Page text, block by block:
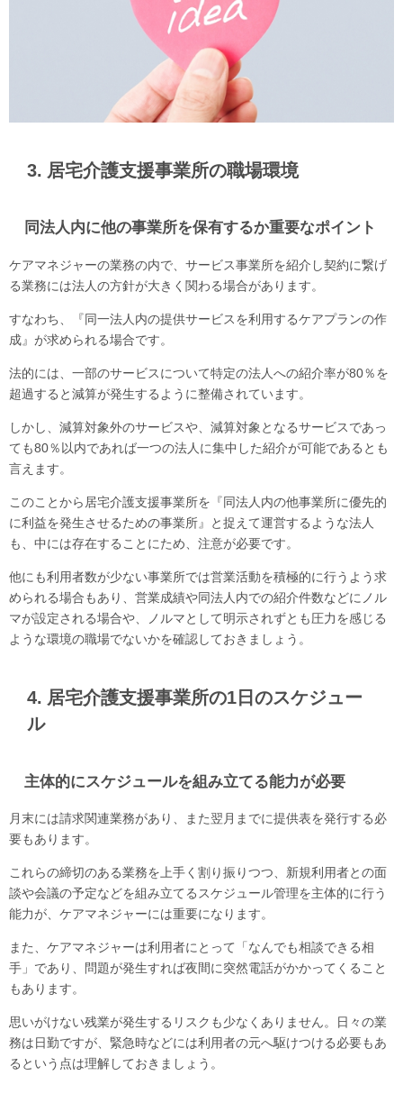
3. 居宅介護支援事業所の職場環境
同法人内に他の事業所を保有するか重要なポイント
ケアマネジャーの業務の内で、サービス事業所を紹介し契約に繋げ
る業務には法人の方針が大きく関わる場合があります。
すなわち、『同一法人内の提供サービスを利用するケアプランの作
成』が求められる場合です。
法的には、一部のサービスについて特定の法人への紹介率が80％を
超過すると減算が発生するように整備されています。
しかし、減算対象外のサービスや、減算対象となるサービスであっ
ても80％以内であれば一つの法人に集中した紹介が可能であるとも
言えます。
このことから居宅介護支援事業所を『同法人内の他事業所に優先的
に利益を発生させるための事業所』と捉えて運営するような法人
も、中には存在することにため、注意が必要です。
他にも利用者数が少ない事業所では営業活動を積極的に行うよう求
められる場合もあり、営業成績や同法人内での紹介件数などにノル
マが設定される場合や、ノルマとして明示されずとも圧力を感じる
ような環境の職場でないかを確認しておきましょう。
4. 居宅介護支援事業所の1日のスケジュー
ル
主体的にスケジュールを組み立てる能力が必要
月末には請求関連業務があり、また翌月までに提供表を発行する必
要もあります。
これらの締切のある業務を上手く割り振りつつ、新規利用者との面
談や会議の予定などを組み立てるスケジュール管理を主体的に行う
能力が、ケアマネジャーには重要になります。
また、ケアマネジャーは利用者にとって「なんでも相談できる相
手」であり、問題が発生すれば夜間に突然電話がかかってくること
もあります。
思いがけない残業が発生するリスクも少なくありません。日々の業
務は日勤ですが、緊急時などには利用者の元へ駆けつける必要もあ
るという点は理解しておきましょう。